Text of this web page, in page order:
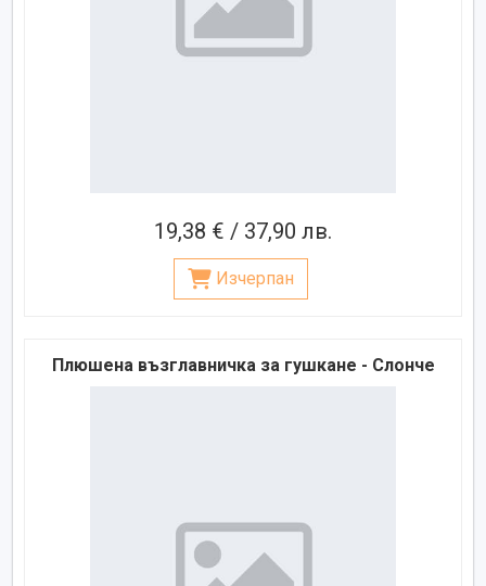
19,38 € / 37,90 лв.
Изчерпан
Плюшена възглавничка за гушкане - Слонче